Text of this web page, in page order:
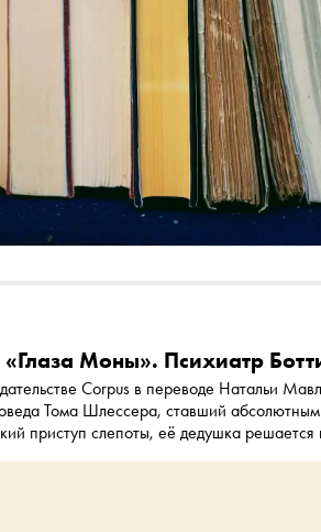
Моны». Психиатр
Corpus в переводе Натальи
Тома Шлессера, ставший
приступ слепоты, её дедушка